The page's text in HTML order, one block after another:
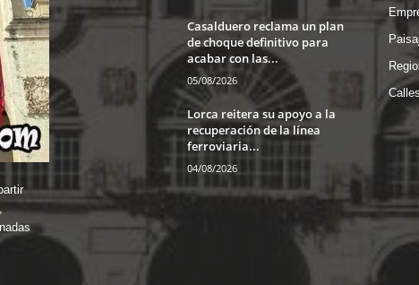
Casalduero reclama un plan
de choque definitivo para
acabar con las...
05/08/2026
Lorca reitera su apoyo a la
recuperación de la línea
ferroviaria...
04/08/2026